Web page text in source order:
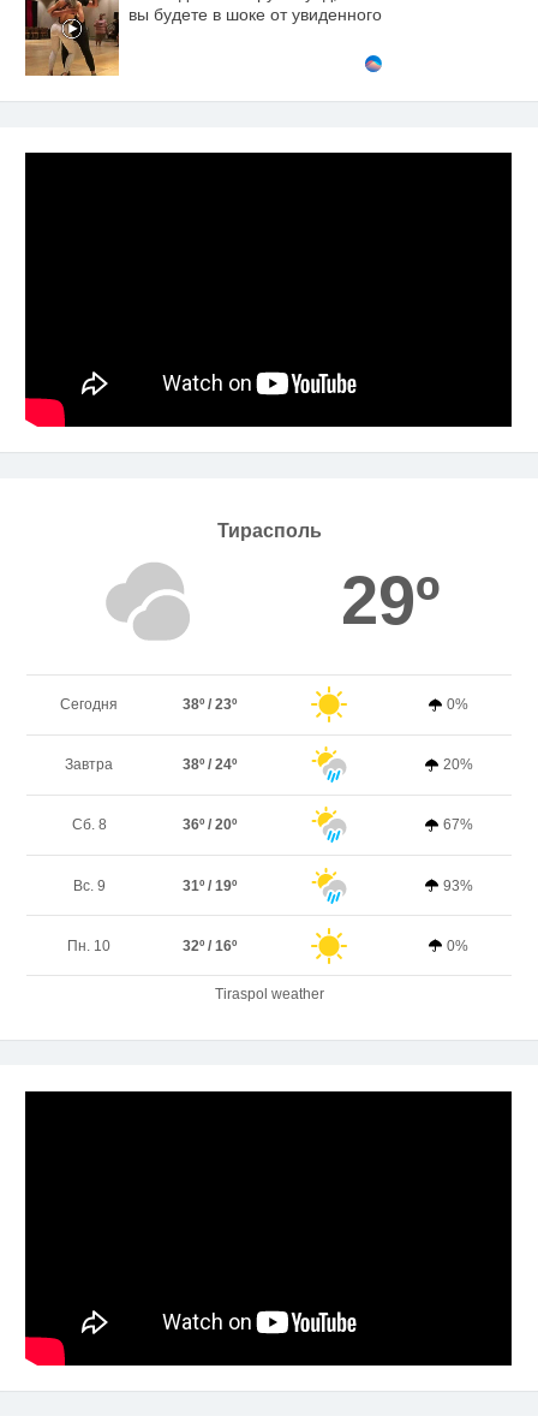
вы будете в шоке от увиденного
Тирасполь
29º
Сегодня 38º / 23º 0%
Завтра 38º / 24º 20%
Сб. 8 36º / 20º 67%
Вс. 9 31º / 19º 93%
Пн. 10 32º / 16º 0%
Tiraspol weather